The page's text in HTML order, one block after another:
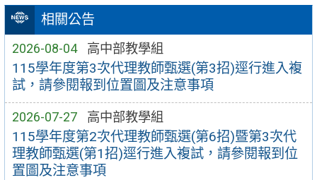
相關公告
2026-08-04 高中部教學組
115學年度第3次代理教師甄選(第3招)逕行進入複
試，請參閱報到位置圖及注意事項
2026-07-27 高中部教學組
115學年度第2次代理教師甄選(第6招)暨第3次代
理教師甄選(第1招)逕行進入複試，請參閱報到位
置圖及注意事項